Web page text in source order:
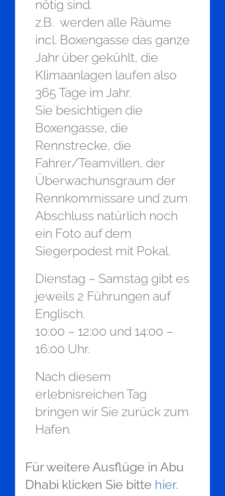
nötig sind.
z.B. werden alle Räume
incl. Boxengasse das ganze
Jahr über gekühlt, die
Klimaanlagen laufen also
365 Tage im Jahr.
Sie besichtigen die
Boxengasse, die
Rennstrecke, die
Fahrer/Teamvillen, der
Überwachunsgraum der
Rennkommissare und zum
Abschluss natürlich noch
ein Foto auf dem
Siegerpodest mit Pokal.
Dienstag – Samstag gibt es
jeweils 2 Führungen auf
Englisch.
10:00 – 12:00 und 14:00 –
16:00 Uhr.
Nach diesem
erlebnisreichen Tag
bringen wir Sie zurück zum
Hafen.
Für weitere Ausflüge in Abu
Dhabi klicken Sie bitte hier.